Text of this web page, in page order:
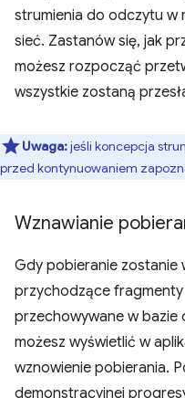
strumienia do odczytu w
sieć. Zastanów się, jak
możesz rozpocząć
wszystkie zostaną
Uwaga:jeśli koncepcja
przed kontynuowaniem
Wznawianie
Gdy pobieranie zostanie
przychodzące
przechowywane w bazie
możesz wyświetlić w
wznowienie pobierania.
demonstracyjnej